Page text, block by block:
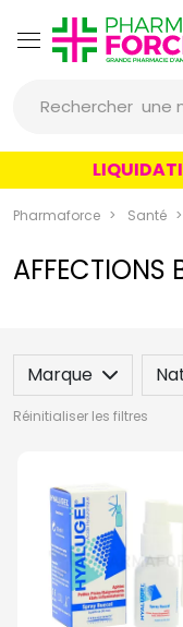
Rechercher une
un
un
Pharmaforce Santé
AFFECTIONS
Marque
Réinitialiser les filtres